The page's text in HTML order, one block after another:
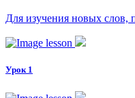
Для изучения новых слов,
Урок 1